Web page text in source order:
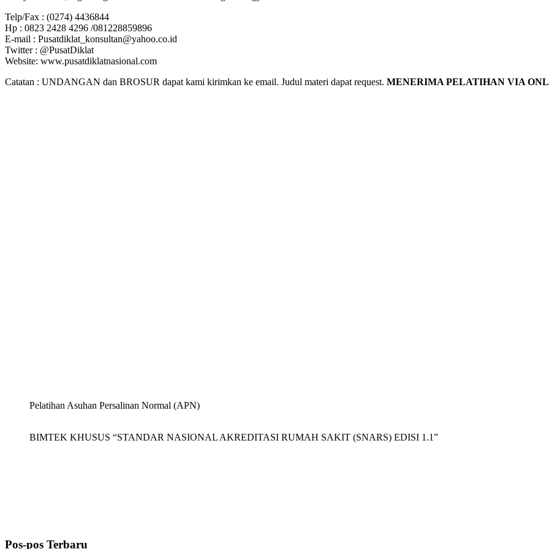
Telp/Fax : (0274) 4436844
Hp : 0823 2428 4296 /081228859896
E-mail : Pusatdiklat_konsultan@yahoo.co.id
Twitter : @PusatDiklat
Website: www.pusatdiklatnasional.com
Catatan : UNDANGAN dan BROSUR dapat kami kirimkan ke email. Judul materi dapat request. MENERIMA PELATIHAN VIA
Pelatihan Asuhan Persalinan Normal (APN)
BIMTEK KHUSUS “STANDAR NASIONAL AKREDITASI RUMAH SAKIT (SNARS) EDISI 1.1”
Pos-pos Terbaru